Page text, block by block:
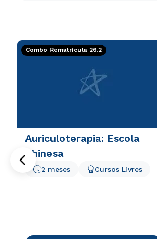
Combo Rematrícula 26.2
Auriculoterapia: Escola
Chinesa
2 meses Cursos Livres